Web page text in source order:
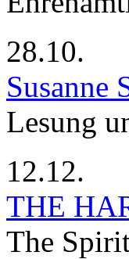
28.10.
Susanne
Lesung
12.12.
THE
The